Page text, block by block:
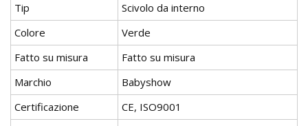
Tip
Scivolo da interno
Colore
Verde
Fatto su misura
Fatto su misura
Marchio
Babyshow
Certificazione
CE, ISO9001